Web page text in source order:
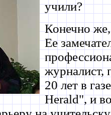
учили?
Конечно
Ее
журналист,
20 лет в
Herald", и